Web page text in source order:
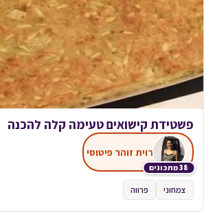
פשטידת קישואים טעימה קלה להכנה
38 מתכונים
רוית זוהר פיטוסי
צמחוני פרווה